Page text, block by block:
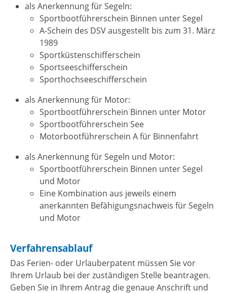
als Anerkennung für Segeln:
Sportbootführerschein Binnen unter Segel
A-Schein des DSV ausgestellt bis zum 31. März
1989
Sportküstenschifferschein
Sportseeschifferschein
Sporthochseeschifferschein
als Anerkennung für Motor:
Sportbootführerschein Binnen unter Motor
Sportbootführerschein See
Motorbootführerschein A für Binnenfahrt
als Anerkennung für Segeln und Motor:
Sportbootführerschein Binnen unter Segel
und Motor
Eine Kombination aus jeweils einem
anerkannten Befähigungsnachweis für Segeln
und Motor
Verfahrensablauf
Das Ferien- oder Urlauberpatent müssen Sie vor
Ihrem Urlaub bei der zuständigen Stelle beantragen.
Geben Sie in Ihrem Antrag die genaue Anschrift und